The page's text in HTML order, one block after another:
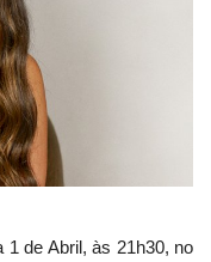
1 de Abril, às 21h30, no